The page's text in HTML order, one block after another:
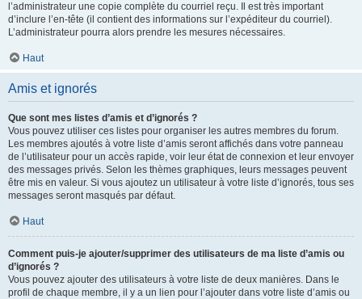
l’administrateur une copie complète du courriel reçu. Il est très important
d’inclure l’en-tête (il contient des informations sur l’expéditeur du courriel).
L’administrateur pourra alors prendre les mesures nécessaires.
Haut
Amis et ignorés
Que sont mes listes d’amis et d’ignorés ?
Vous pouvez utiliser ces listes pour organiser les autres membres du forum.
Les membres ajoutés à votre liste d’amis seront affichés dans votre panneau
de l’utilisateur pour un accès rapide, voir leur état de connexion et leur envoyer
des messages privés. Selon les thèmes graphiques, leurs messages peuvent
être mis en valeur. Si vous ajoutez un utilisateur à votre liste d’ignorés, tous ses
messages seront masqués par défaut.
Haut
Comment puis-je ajouter/supprimer des utilisateurs de ma liste d’amis ou
d’ignorés ?
Vous pouvez ajouter des utilisateurs à votre liste de deux manières. Dans le
profil de chaque membre, il y a un lien pour l’ajouter dans votre liste d’amis ou